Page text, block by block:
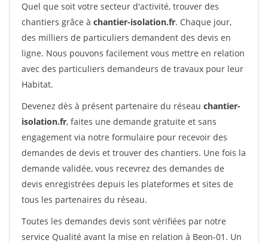
Quel que soit votre secteur d'activité, trouver des
chantiers grâce à chantier-isolation.fr. Chaque jour,
des milliers de particuliers demandent des devis en
ligne. Nous pouvons facilement vous mettre en relation
avec des particuliers demandeurs de travaux pour leur
Habitat.
Devenez dès à présent partenaire du réseau chantier-
isolation.fr, faites une demande gratuite et sans
engagement via notre formulaire pour recevoir des
demandes de devis et trouver des chantiers. Une fois la
demande validée, vous recevrez des demandes de
devis enregistrées depuis les plateformes et sites de
tous les partenaires du réseau.
Toutes les demandes devis sont vérifiées par notre
service Qualité avant la mise en relation à Beon-01. Un